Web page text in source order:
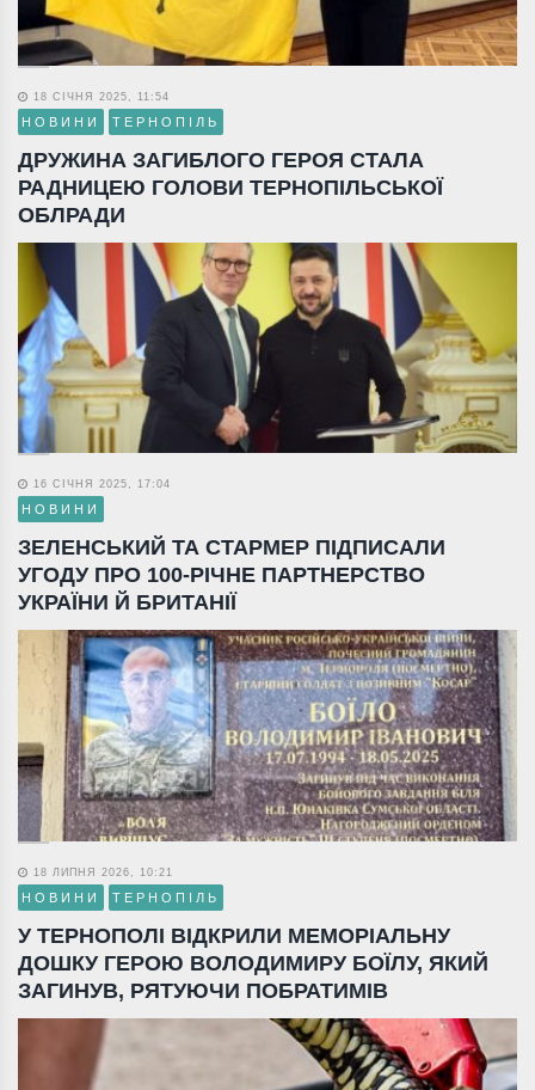
18 СІЧНЯ 2025, 11:54
НОВИНИ ТЕРНОПІЛЬ
ДРУЖИНА ЗАГИБЛОГО ГЕРОЯ СТАЛА
РАДНИЦЕЮ ГОЛОВИ ТЕРНОПІЛЬСЬКОЇ
ОБЛРАДИ
16 СІЧНЯ 2025, 17:04
НОВИНИ
ЗЕЛЕНСЬКИЙ ТА СТАРМЕР ПІДПИСАЛИ
УГОДУ ПРО 100-РІЧНЕ ПАРТНЕРСТВО
УКРАЇНИ Й БРИТАНІЇ
18 ЛИПНЯ 2026, 10:21
НОВИНИ ТЕРНОПІЛЬ
У ТЕРНОПОЛІ ВІДКРИЛИ МЕМОРІАЛЬНУ
ДОШКУ ГЕРОЮ ВОЛОДИМИРУ БОЇЛУ, ЯКИЙ
ЗАГИНУВ, РЯТУЮЧИ ПОБРАТИМІВ